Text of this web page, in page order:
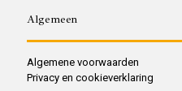
Algemeen
Algemene voorwaarden
Privacy en cookieverklaring